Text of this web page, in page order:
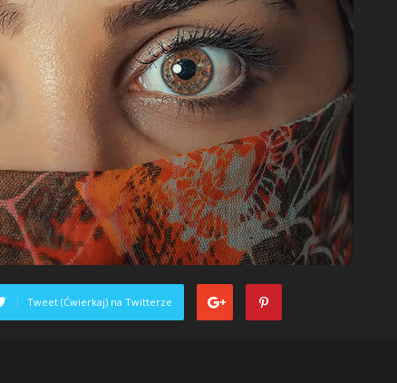
Tweet (Ćwierkaj) na Twitterze